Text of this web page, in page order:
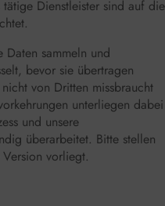
Dienstleister sind auf die
sammeln und
bevor sie übertragen
von Dritten missbraucht
unterliegen dabei
und unsere
überarbeitet. Bitte stellen
vorliegt.